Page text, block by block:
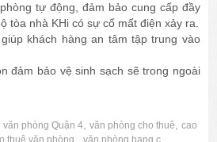
tự động, đảm bảo cung cấp đầy
tòa nhà KHi có sự cố mất điện xảy ra.
khách hàng an tâm tập trung vào
đảm bảo vệ sinh sạch sẽ trong ngoài
văn phòng Quận 4,văn phòng cho thuê,cao
thuê văn phòng ,văn phòng hạng c.